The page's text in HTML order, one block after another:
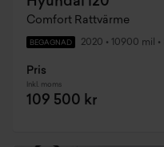
Comfort Rattvärme
BEGAGNAD 2020 • 10900 mil •
Pris
Inkl. moms
109 500 kr